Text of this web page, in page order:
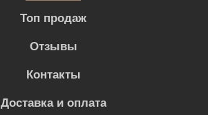
Топ продаж
Отзывы
Контакты
Доставка и оплата